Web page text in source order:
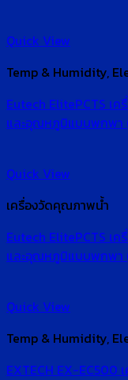
Quick View
Temp & Humidity,
Eutech ElitePCTS เค
และอุณหภูมิแบบพกพา
Quick View
เครื่องวัดคุณภาพน้ำ
Eutech ElitePCTS เค
และอุณหภูมิแบบพกพา
Quick View
Temp & Humidity,
EXTECH EX-EC500